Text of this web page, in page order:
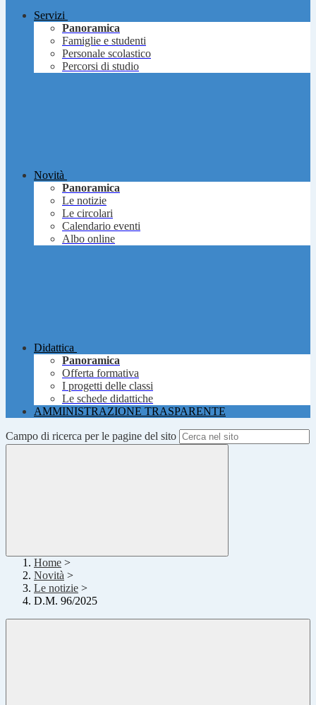
Servizi
Panoramica
Famiglie e studenti
Personale scolastico
Percorsi di studio
Novità
Panoramica
Le notizie
Le circolari
Calendario eventi
Albo online
Didattica
Panoramica
Offerta formativa
I progetti delle classi
Le schede didattiche
AMMINISTRAZIONE TRASPARENTE
Campo di ricerca per le pagine del sito
Home >
Novità >
Le notizie >
D.M. 96/2025